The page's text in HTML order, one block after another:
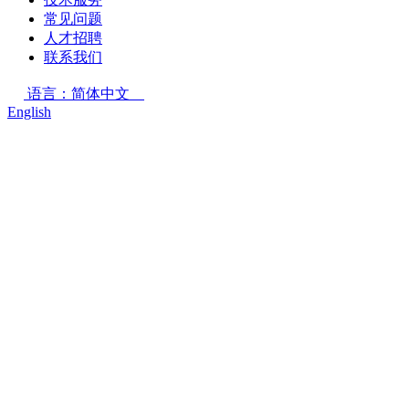
常见问题
人才招聘
联系我们
语言：简体中文
English